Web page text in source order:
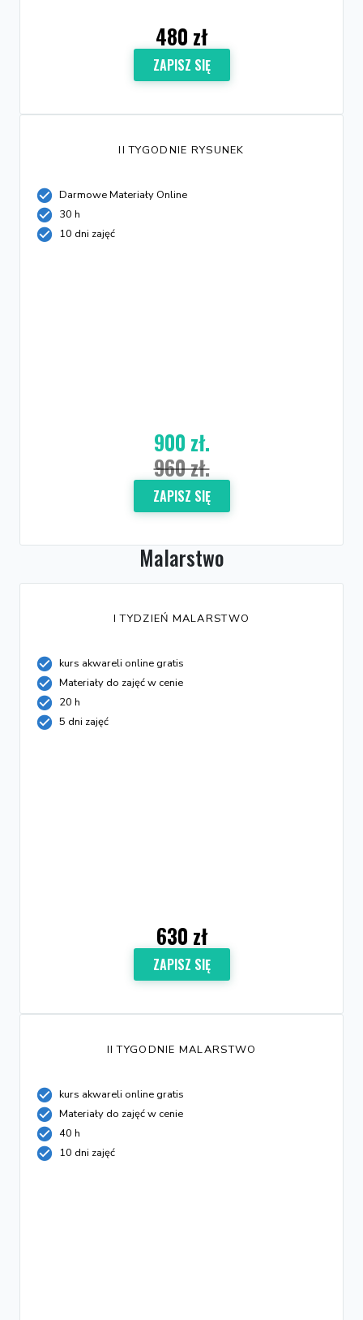
480 zł
ZAPISZ SIĘ
II TYGODNIE RYSUNEK
Darmowe Materiały Online
30 h
10 dni zajęć
900 zł.
960 zł.
ZAPISZ SIĘ
Malarstwo
I TYDZIEŃ MALARSTWO
kurs akwareli online gratis
Materiały do zajęć w cenie
20 h
5 dni zajęć
630 zł
ZAPISZ SIĘ
II TYGODNIE MALARSTWO
kurs akwareli online gratis
Materiały do zajęć w cenie
40 h
10 dni zajęć